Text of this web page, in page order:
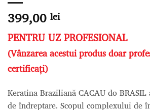
399,00 lei
PENTRU UZ PROFESIONAL
(Vânzarea acestui produs doar
certificați)
Keratina Braziliană CACAU do
de îndreptare. Scopul complexului de